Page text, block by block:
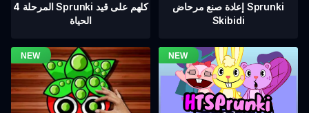
المرحلة 4 Sprunki كلهم على قيد
الحياة
إعادة صنع مرحاض Sprunki
Skibidi